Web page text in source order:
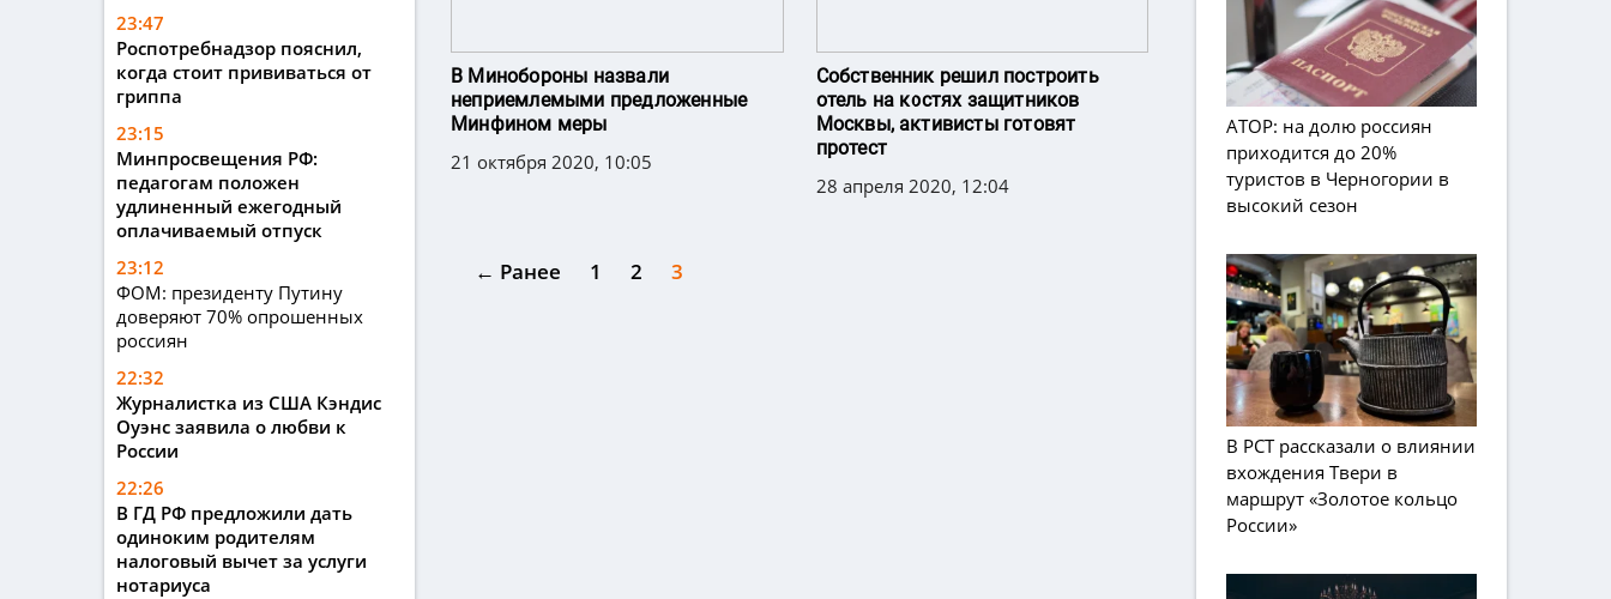
23:47
Роспотребнадзор пояснил,
когда стоит прививаться от
гриппа
23:15
Минпросвещения РФ:
педагогам положен
удлиненный ежегодный
оплачиваемый отпуск
23:12
ФОМ: президенту Путину
доверяют 70% опрошенных
россиян
22:32
Журналистка из США Кэндис
Оуэнс заявила о любви к
России
22:26
В ГД РФ предложили дать
одиноким родителям
налоговый вычет за услуги
нотариуса
В Минобороны назвали
неприемлемыми предложенные
Минфином меры
21 октября 2020, 10:05
Собственник решил построить
отель на костях защитников
Москвы, активисты готовят
протест
28 апреля 2020, 12:04
← Ранее 1 2 3
АТОР: на долю россиян
приходится до 20%
туристов в Черногории в
высокий сезон
В РСТ рассказали о влиянии
вхождения Твери в
маршрут «Золотое кольцо
России»